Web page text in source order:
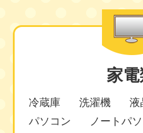
家
冷蔵庫 洗濯機
液
パソコン
ノートパ